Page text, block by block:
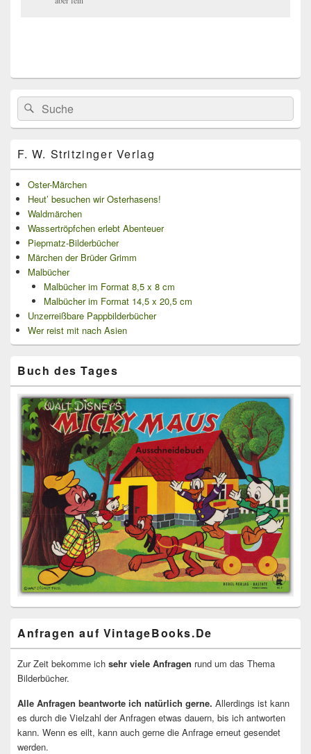
Primärer
Seitenleisten
Widget-
Bereich
Search
for:
Suche
F. W. Stritzinger Verlag
Oster-Märchen
Heut’ besuchen wir Osterhasens!
Waldmärchen
Wassertröpfchen erlebt Abenteuer
Piepmatz-Bilderbücher
Märchen der Brüder Grimm
Malbücher
Malbücher im Format 8,5 x 8 cm
Malbücher im Format 14,5 x 20,5 cm
Unzerreißbare Pappbilderbücher
Wer reist mit nach Asien
Buch des Tages
Anfragen auf VintageBooks.De
Zur Zeit bekomme ich sehr viele Anfragen rund um das Thema
Bilderbücher.
Alle Anfragen beantworte ich natürlich gerne. Allerdings ist kann
es durch die Vielzahl der Anfragen etwas dauern, bis ich antworten
kann. Wenn es eilt, kann auch gerne die Anfrage erneut gesendet
werden.